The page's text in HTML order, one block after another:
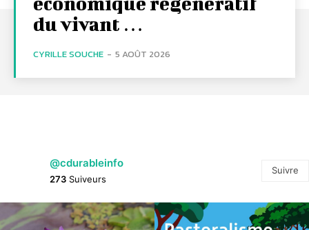
du vivant …
CYRILLE SOUCHE - 5 AOÛT 2026
@cdurableinfo
273 Suiveurs
Suivre